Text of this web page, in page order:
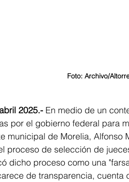
Foto: Archivo/
2025.- En medio de un
por el gobierno federal para
municipal de Morelia, Alfonso
proceso de selección de
dicho proceso como una
de transparencia, cuenta